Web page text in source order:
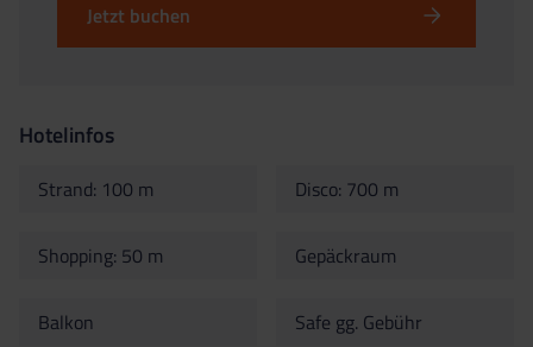
Jetzt buchen
Hotelinfos
Strand: 100 m Disco: 700 m
Shopping: 50 m Gepäckraum
Balkon Safe gg. Gebühr